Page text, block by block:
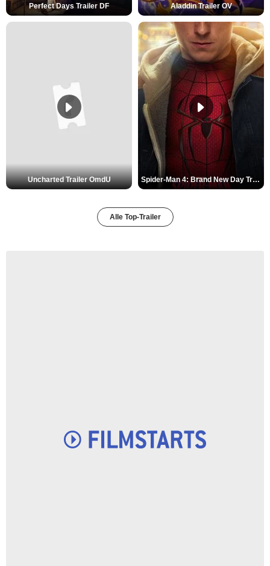
Perfect Days Trailer DF Aladdin Trailer OV
Uncharted Trailer OmdU Spider-Man 4: Brand New Day Trailer (3) DF
Alle Top-Trailer